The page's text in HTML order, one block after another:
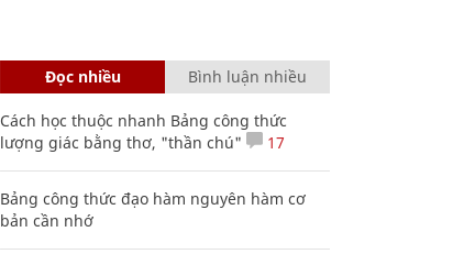
Đọc nhiều Bình luận nhiều
Cách học thuộc nhanh Bảng công thức
lượng giác bằng thơ, "thần chú"
17
Bảng công thức đạo hàm nguyên hàm cơ
bản cần nhớ